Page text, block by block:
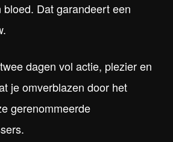
Dat garandeert een
dagen vol actie, plezier en
je omverblazen door het
gerenommeerde